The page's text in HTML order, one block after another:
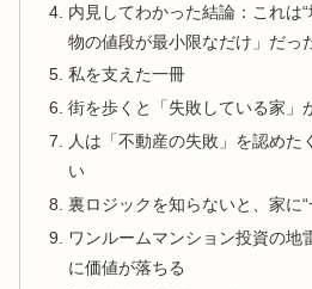
内見してわかった結論：これは
物の値段が最小限なだけ」だっ
私を支えた一冊
街を歩くと「失敗している家」
人は「不動産の失敗」を認めた
い
裏ロジックを知らないと、家に
ワンルームマンション投資の
に価値が落ちる